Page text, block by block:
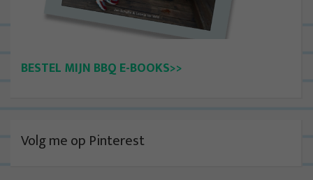
BESTEL MIJN BBQ E-BOOKS>>
Volg me op Pinterest